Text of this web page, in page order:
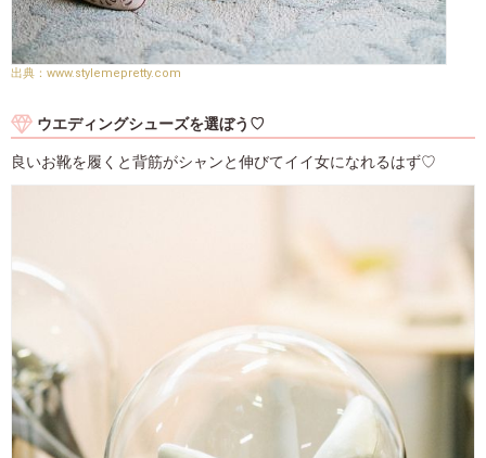
www.stylemepretty.com
ウエディングシューズを選ぼう♡
良いお靴を履くと背筋がシャンと伸びてイイ女になれるはず♡